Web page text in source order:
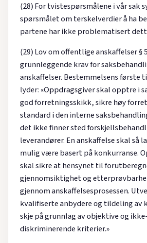
(28) For tvistespørsmålene i vår sak
spørsmålet om terskelverdier å ha
partene har ikke problematisert
(29) Lov om offentlige anskaffelser §
grunnleggende krav for
anskaffelser. Bestemmelsens første
lyder: «Oppdragsgiver skal opptre i
god forretningsskikk, sikre høy
standard i den interne
det ikke finner sted
leverandører. En anskaffelse skal så
mulig være basert på konkurranse.
skal sikre at hensynet til
gjennomsiktighet og
gjennom anskaffelsesprosessen.
kvalifiserte anbydere og tildeling av
skje på grunnlag av objektive og ikke-
diskriminerende kriterier.»